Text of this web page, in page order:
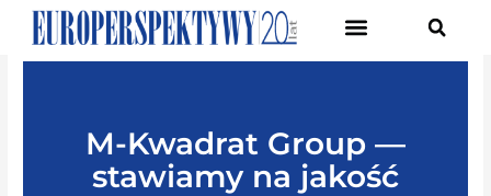
M-Kwadrat Group —
stawiamy na jakość